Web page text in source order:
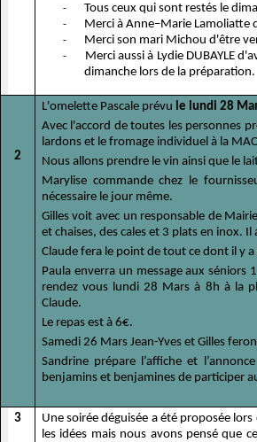
- Tous ceux qui sont restés le
- Merci à Anne–Marie Lamoliatte
- Merci son mari Michou d'être
-
Merci aussi à Lydie DUBAYLE
dimanche lors de la préparation.
2
L'omelette Pascale prévu le lundi 28
Avec l'accord de toutes les personnes
lardons et le fromage individuel à la
Nous allons prendre le vin ainsi que le
Marylise commande chez le
nécessaire le jour même.
Gilles voit avec un responsable de
et chaises, des cales et 3 plats en inox.
Claude fera le point de tout ce dont il y
Paula enverra un message aux
rendez vous lundi 28 Mars à 8h à la
Claude.
Le repas est à 6€.
Samedi 26 Mars Jean-Yves et Gilles
Sandrine prépare l’affiche et
benjamins et benjamines de participer
3
Une soirée déguisée a été proposée
les idées mais nous avons pensé que